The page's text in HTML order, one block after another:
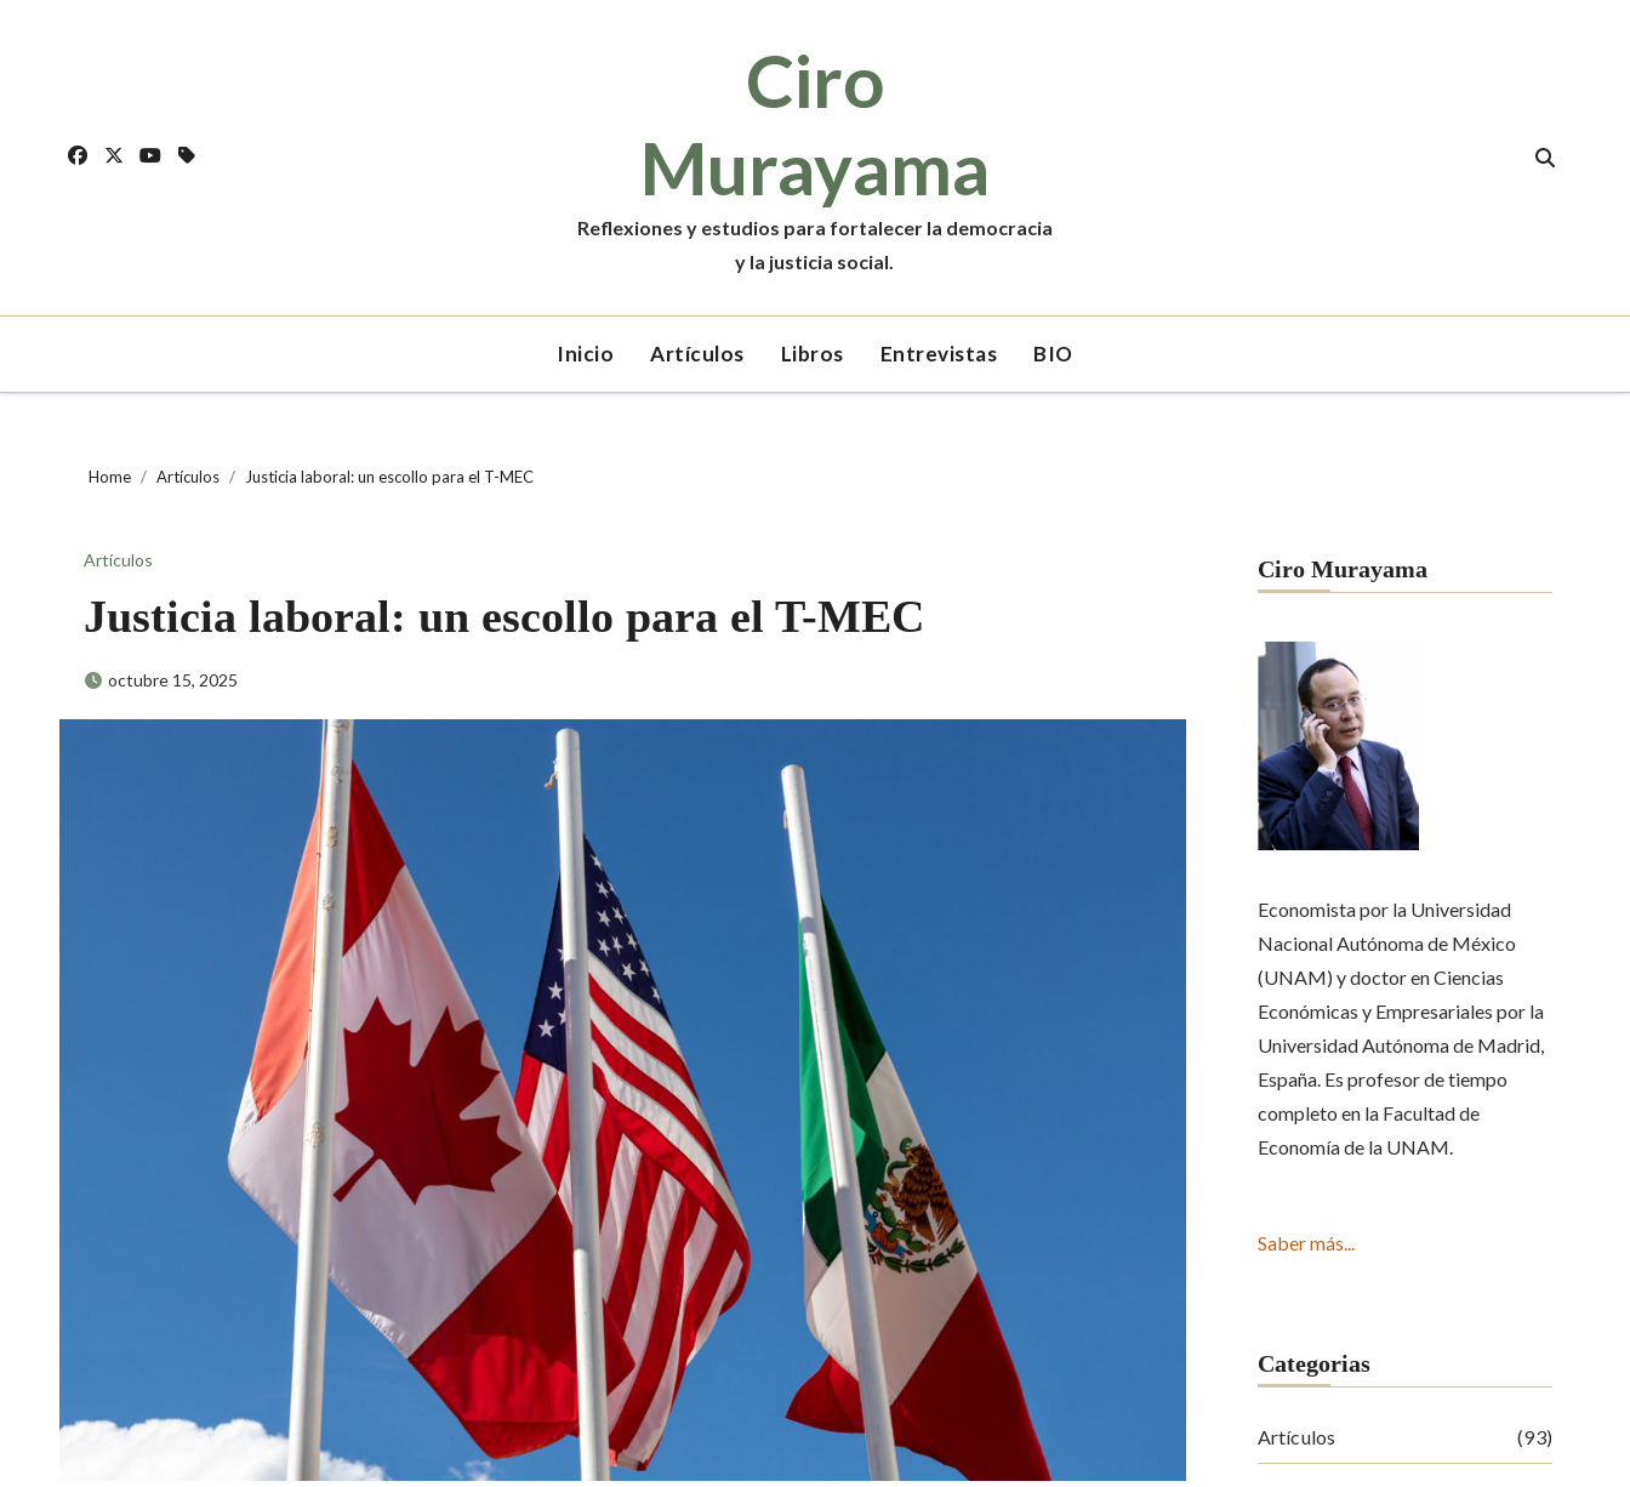
Ciro
Murayama
Reflexiones y estudios para fortalecer la democracia
y la justicia social.
Inicio Artículos Libros Entrevistas BIO
Home Artículos Justicia laboral: un escollo para el T-MEC
Artículos
Justicia laboral: un escollo para el T-MEC
octubre 15, 2025
Ciro Murayama
Economista por la Universidad
Nacional Autónoma de México
(UNAM) y doctor en Ciencias
Económicas y Empresariales por la
Universidad Autónoma de Madrid,
España. Es profesor de tiempo
completo en la Facultad de
Economía de la UNAM.
Saber más...
Categorias
Artículos (93)